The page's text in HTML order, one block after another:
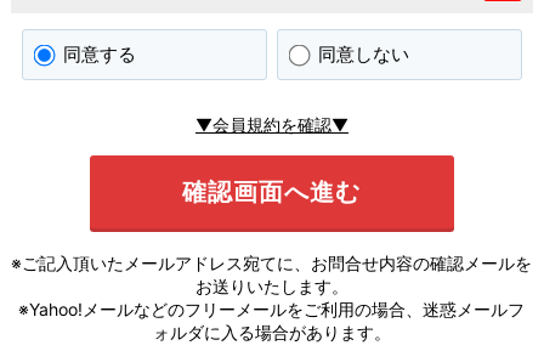
同意する 同意しない
▼会員規約を確認▼
※ご記入頂いたメールアドレス宛てに、お問合せ内容の確認メールを
お送りいたします。
※Yahoo!メールなどのフリーメールをご利用の場合、迷惑メールフ
ォルダに入る場合があります。